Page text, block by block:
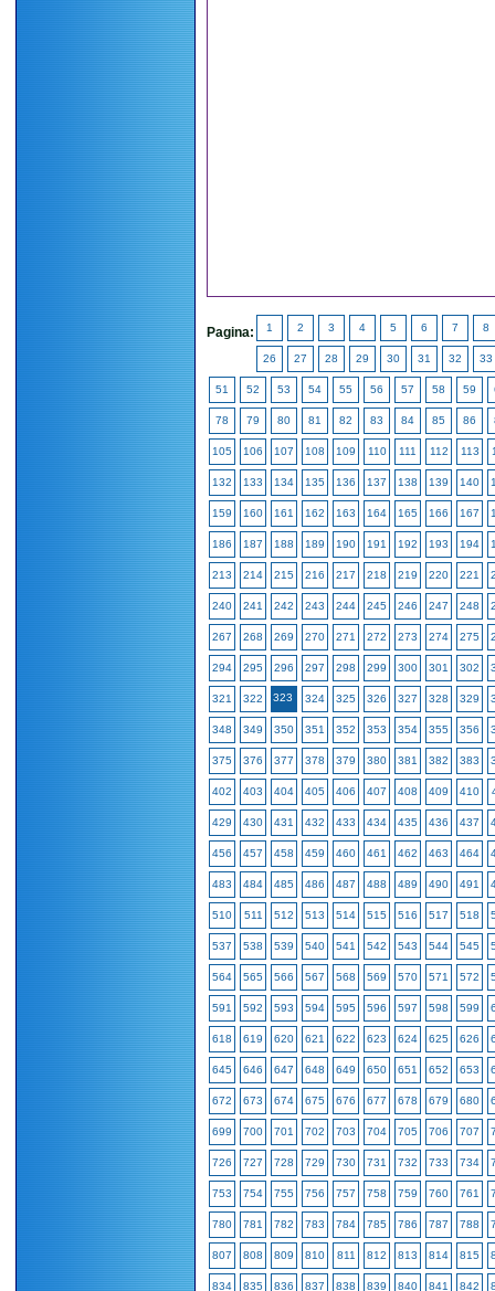
Pagina: 1 2 3 4 5 6 7 8
26 27 28 29 30 31 32 33
51 52 53 54 55 56 57 58 59
78 79 80 81 82 83 84 85 86
105 106 107 108 109 110 111 112 113
132 133 134 135 136 137 138 139 140
159 160 161 162 163 164 165 166 167
186 187 188 189 190 191 192 193 194
213 214 215 216 217 218 219 220 221
240 241 242 243 244 245 246 247 248
267 268 269 270 271 272 273 274 275
294 295 296 297 298 299 300 301 302
321 322 323 324 325 326 327 328 329
348 349 350 351 352 353 354 355 356
375 376 377 378 379 380 381 382 383
402 403 404 405 406 407 408 409 410
429 430 431 432 433 434 435 436 437
456 457 458 459 460 461 462 463 464
483 484 485 486 487 488 489 490 491
510 511 512 513 514 515 516 517 518
537 538 539 540 541 542 543 544 545
564 565 566 567 568 569 570 571 572
591 592 593 594 595 596 597 598 599
618 619 620 621 622 623 624 625 626
645 646 647 648 649 650 651 652 653
672 673 674 675 676 677 678 679 680
699 700 701 702 703 704 705 706 707
726 727 728 729 730 731 732 733 734
753 754 755 756 757 758 759 760 761
780 781 782 783 784 785 786 787 788
807 808 809 810 811 812 813 814 815
834 835 836 837 838 839 840 841 842